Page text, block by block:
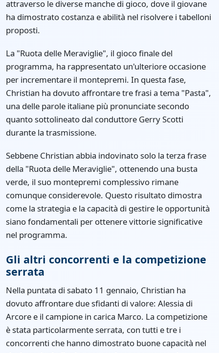
attraverso le diverse manche di gioco, dove il giovane
ha dimostrato costanza e abilità nel risolvere i tabelloni
proposti.
La "Ruota delle Meraviglie", il gioco finale del
programma, ha rappresentato un'ulteriore occasione
per incrementare il montepremi. In questa fase,
Christian ha dovuto affrontare tre frasi a tema "Pasta",
una delle parole italiane più pronunciate secondo
quanto sottolineato dal conduttore Gerry Scotti
durante la trasmissione.
Sebbene Christian abbia indovinato solo la terza frase
della "Ruota delle Meraviglie", ottenendo una busta
verde, il suo montepremi complessivo rimane
comunque considerevole. Questo risultato dimostra
come la strategia e la capacità di gestire le opportunità
siano fondamentali per ottenere vittorie significative
nel programma.
Gli altri concorrenti e la competizione
serrata
Nella puntata di sabato 11 gennaio, Christian ha
dovuto affrontare due sfidanti di valore: Alessia di
Arcore e il campione in carica Marco. La competizione
è stata particolarmente serrata, con tutti e tre i
concorrenti che hanno dimostrato buone capacità nel